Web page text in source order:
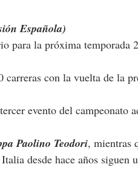
Española)
para la próxima temporada
carreras con la vuelta de la
evento del campeonato
Paolino Teodori, mientras
desde hace años siguen